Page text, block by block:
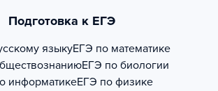
Подготовка к ЕГЭ
языкуЕГЭ по математике
ЕГЭ по биологии
информатикеЕГЭ по физике